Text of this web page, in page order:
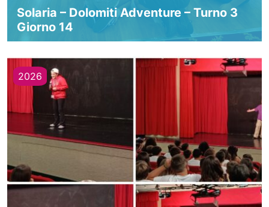
Solaria – Dolomiti Adventure – Turno 3
Giorno 14
2026